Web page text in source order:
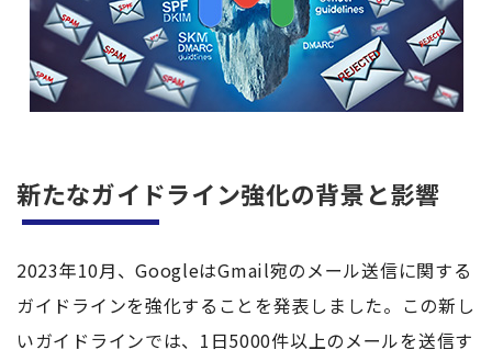
新たなガイドライン強化の背景と影響
2023年10月、GoogleはGmail宛のメール送信に関する
ガイドラインを強化することを発表しました。この新し
いガイドラインでは、1日5000件以上のメールを送信す